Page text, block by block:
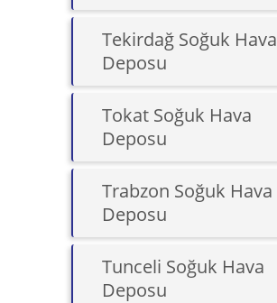
Tekirdağ Soğuk Hava
Deposu
Tokat Soğuk Hava
Deposu
Trabzon Soğuk Hava
Deposu
Tunceli Soğuk Hava
Deposu